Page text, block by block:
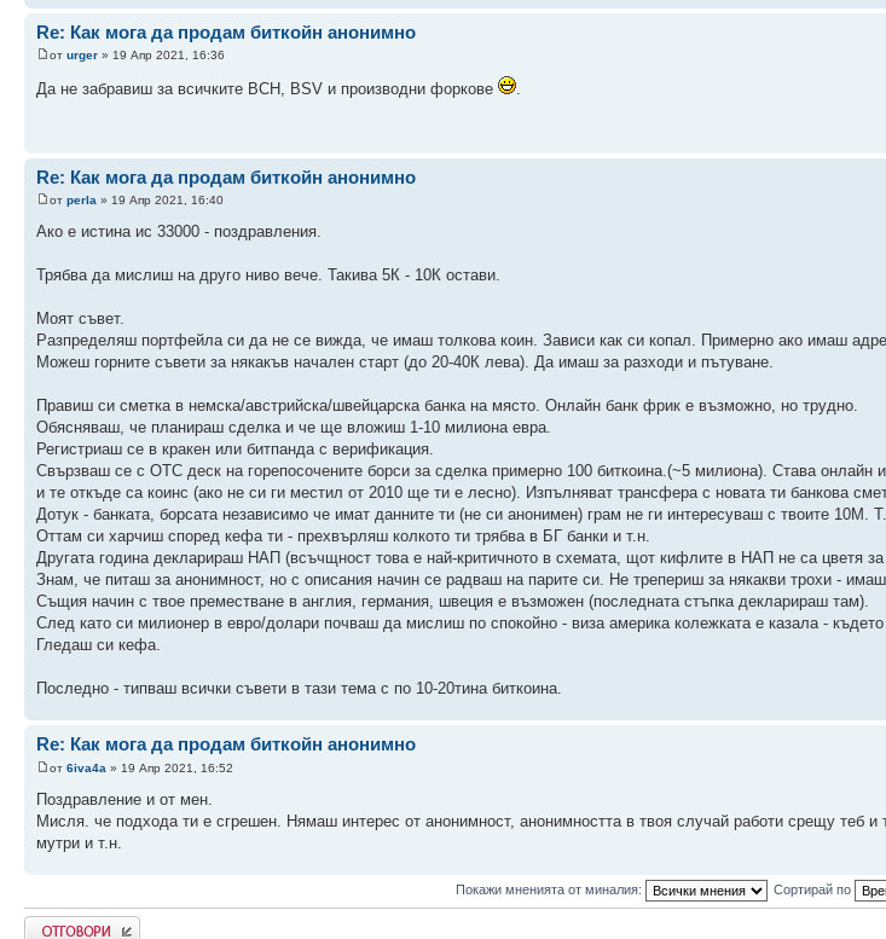
Re: Как мога да продам биткойн анонимно
от urger » 19 Апр 2021, 16:36
Да не забравиш за всичките BCH, BSV и производни форкове .
Re: Как мога да продам биткойн анонимно
от perla » 19 Апр 2021, 16:40
Ако е истина ис 33000 - поздравления.
Трябва да мислиш на друго ниво вече. Такива 5К - 10К остави.
Моят съвет.
Разпределяш портфейла си да не се вижда, че имаш толкова коин. Зависи как си копал. Примерно ако имаш
Можеш горните съвети за някакъв начален старт (до 20-40К лева). Да имаш за разходи и пътуване.
Правиш си сметка в немска/австрийска/швейцарска банка на място. Онлайн банк фрик е възможно, но трудно.
Обясняваш, че планираш сделка и че ще вложиш 1-10 милиона евра.
Регистриаш се в кракен или битпанда с верификация.
Свързваш се с OTC деск на горепосочените борси за сделка примерно 100 биткоина.(~5 милиона). Става онлайн
и те откъде са коинс (ако не си ги местил от 2010 ще ти е лесно). Изпълняват трансфера с новата ти банкова
Дотук - банката, борсата независимо че имат данните ти (не си анонимен) грам не ги интересуваш с твоите 10М.
Оттам си харчиш според кефа ти - прехвърляш колкото ти трябва в БГ банки и т.н.
Другата година декларираш НАП (всъчщност това е най-критичното в схемата, щот кифлите в НАП не са цветя
Знам, че питаш за анонимност, но с описания начин се радваш на парите си. Не трепериш за някакви трохи -
Същия начин с твое преместване в англия, германия, швеция е възможен (последната стъпка декларираш там).
След като си милионер в евро/долари почваш да мислиш по спокойно - виза америка колежката е казала -
Гледаш си кефа.
Последно - типваш всички съвети в тази тема с по 10-20тина биткоина.
Re: Как мога да продам биткойн анонимно
от 6iva4a » 19 Апр 2021, 16:52
Поздравление и от мен.
Мисля. че подхода ти е сгрешен. Нямаш интерес от анонимност, анонимността в твоя случай работи срещу теб и
мутри и т.н.
Покажи мненията от миналия: Сортирай по
Напиши коментар